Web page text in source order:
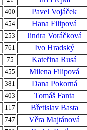
400 Pavel Vojáček
454 Hana Filipová
253 Jindra Voráčková
761 Ivo Hradský
75 Kateřina Rusá
455 Milena Filipová
381 Dana Pokorná
403 Tomáš Fanta
117 Břetislav Basta
747 Věra Majtánová